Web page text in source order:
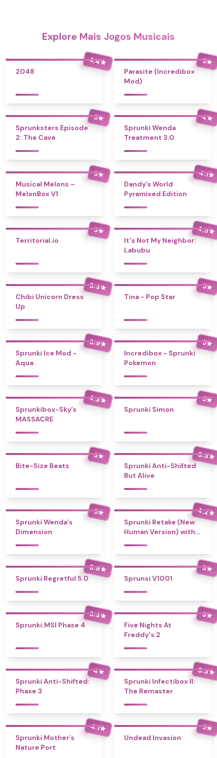
Explore Mais Jogos Musicais
4.4★
2048
5★
Parasite (Incredibox
Mod)
5★
Sprunksters Episode
2: The Cave
4★
Sprunki Wenda
Treatment 3.0
5★
Musical Melons –
MelonBox V1
4.1★
Dandy’s World
Pyramixed Edition
5★
Territorial.io
4.5★
It's Not My Neighbor:
Labubu
3.3★
Chibi Unicorn Dress
Up
5★
Tina - Pop Star
3.9★
Sprunki Ice Mod -
Aqua
5★
Incredibox - Sprunki
Pokemon
4.3★
Sprunkibox-Sky’s
MASSACRE
5★
Sprunki Simon
3★
Bite-Size Beats
3.3★
Sprunki Anti-Shifted
But Alive
5★
Sprunki Wenda’s
Dimension
4.2★
Sprunki Retake (New
Human Version) with
3.8★
Sprunki Regretful 5.0
3★
Sprunsi V1001
3.3★
Sprunki.MSI Phase 4
3★
Five Nights At
Freddy's 2
4★
Sprunki Anti-Shifted:
Phase 3
3.3★
Sprunki Infectibox II:
The Remaster
4.1★
Sprunki Mother’s
Nature Port
5★
Undead Invasion